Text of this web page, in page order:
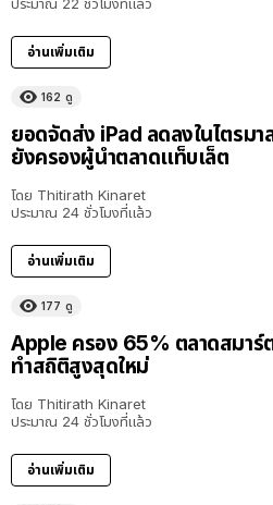
อ่านเพิ่มเติม
162 ดู
ยอดจัดส่ง iPad ลดลงในไตรม
ยังครองผู้นำตลาดแท็บเล็ต
โดย Thitirath Kinaret
ประมาณ 24 ชั่วโมงที่แล้ว
อ่านเพิ่มเติม
177 ดู
Apple ครอง 65% ตลาดสมาร์
ทำสถิติสูงสุดใหม่
โดย Thitirath Kinaret
ประมาณ 24 ชั่วโมงที่แล้ว
อ่านเพิ่มเติม